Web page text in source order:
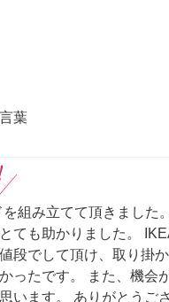
葉
を組み立てて頂きました
ても助かりました。
段でして頂け、取り掛
ったです。 また、機会
います。 ありがとうご